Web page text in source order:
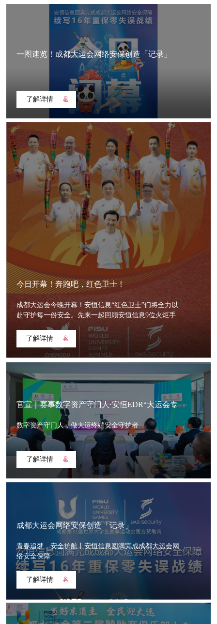
一图速览！成都大运会网络安保创造「记录」
了解详情
今日开幕！奔跑吧，红色卫士！
成都大运会今晚开幕！安恒信息“红色卫士”们将全力以
赴守护每一份安全。先来一起回顾安恒信息9位火炬手
的精彩瞬间。
了解详情
官宣｜赛事数字资产守门人·安恒EDR“大运会专
版”发布
数字资产守门人，做大运终端安全守护者
了解详情
成都大运会网络安保创造「记录」
青春追梦，安全护航丨安恒信息圆满完成成都大运会网
络安全保障
了解详情